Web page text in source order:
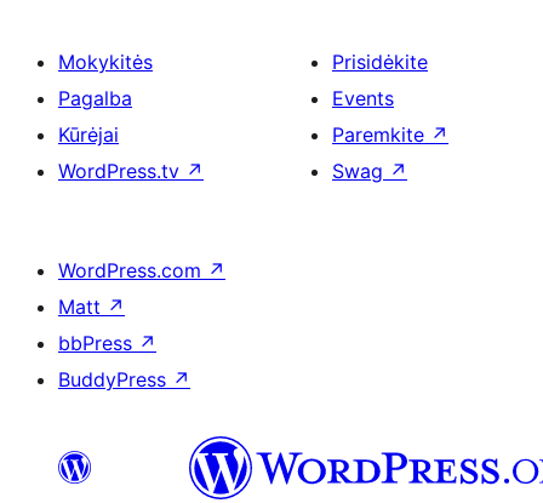
Mokykitės
Pagalba
Kūrėjai
WordPress.tv ↗
Prisidėkite
Events
Paremkite ↗
Swag ↗
WordPress.com ↗
Matt ↗
bbPress ↗
BuddyPress ↗